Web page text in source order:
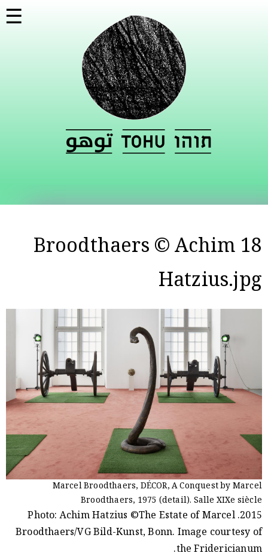
☰
18 Broodthaers © Achim
Hatzius.jpg
Marcel Broodthaers, DÉCOR, A Conquest by Marcel
Broodthaers, 1975 (detail). Salle XIXe siècle
2015. Photo: Achim Hatzius ©The Estate of Marcel
Broodthaers/VG Bild-Kunst, Bonn. Image courtesy of
the Fridericianum.